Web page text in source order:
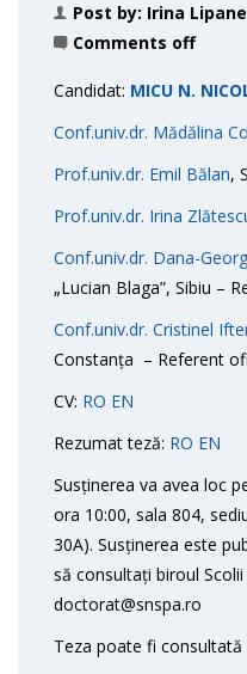
Post by: Irina
Comments off
Candidat: MICU N.
Conf.univ.dr. Mădălina
Prof.univ.dr. Emil Bălan,
Prof.univ.dr. Irina
Conf.univ.dr. Dana-
„Lucian Blaga”, Sibiu –
Conf.univ.dr. Cristinel
Constanța – Referent
CV: RO EN
Rezumat teză: RO EN
Susținerea va avea loc
ora 10:00, sala 804,
30A). Susținerea este
să consultați biroul
doctorat@snspa.ro
Teza poate fi consultată